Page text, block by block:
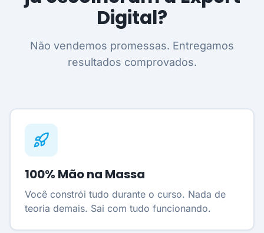
Digital?
Não vendemos promessas. Entregamos
resultados comprovados.
100% Mão na Massa
Você constrói tudo durante o curso. Nada de
teoria demais. Sai com tudo funcionando.